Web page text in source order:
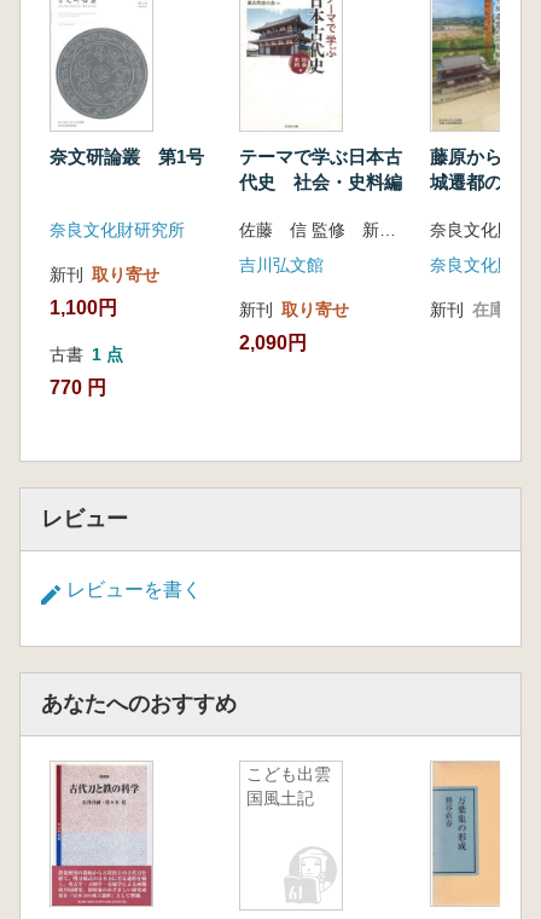
施設か?
はじめに/ 一 文献からみた東院地区/ 二
発掘調査でわかったこと/ 三 東院六期の建
物群について/ 四 楊梅宮とは何か?/ 五 楊
梅宮関連遺構群検出の意義
第5章 神野 恵 施釉瓦導・陶器の出土は何
はじめに/ 一 奈良三彩とは?/ 二 奈良三彩
はどこで、どのように使われた? / 三 平城
官の奈良三彩の出土分布は?/おわりに
第6章 福嶋啓人 平城宮で即位した店頭の大
嘗宮は?
はじめに/一 『儀式』にみる大嘗宮/ 二 東
わりに
第7章 パネルディスカッション まだまだあ
る平城宮の謎
奈文研論叢 第1号
奈良文化財研究所
新刊 取り寄せ
1,100円
古書 1 点
770 円
テーマで学ぶ日本古
代史 社会・史料編
佐藤 信 監修 新古代史の会 編
吉川弘文館
新刊 取り寄せ
2,090円
藤原から平
城遷都の謎
奈良文化財研
奈良文化財研
新刊 在庫なし
レビュー
レビューを書く
あなたへのおすすめ
こども出雲
国風土記